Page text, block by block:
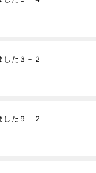
した３－２
した９－２